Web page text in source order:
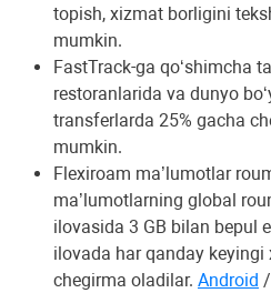
topish, xizmat borligini
mumkin.
FastTrack-ga qo‘shimcha
restoranlarida va dunyo
transferlarda 25% gacha
mumkin.
Flexiroam ma’lumotlar
ma’lumotlarning global
ilovasida 3 GB bilan bepul
ilovada har qanday keyingi
chegirma oladilar. Android /